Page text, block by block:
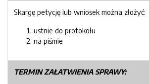
Skargę petycję lub wniosek można złożyć:
ustnie do protokołu
na piśmie
TERMIN ZAŁATWIENIA SPRAWY: